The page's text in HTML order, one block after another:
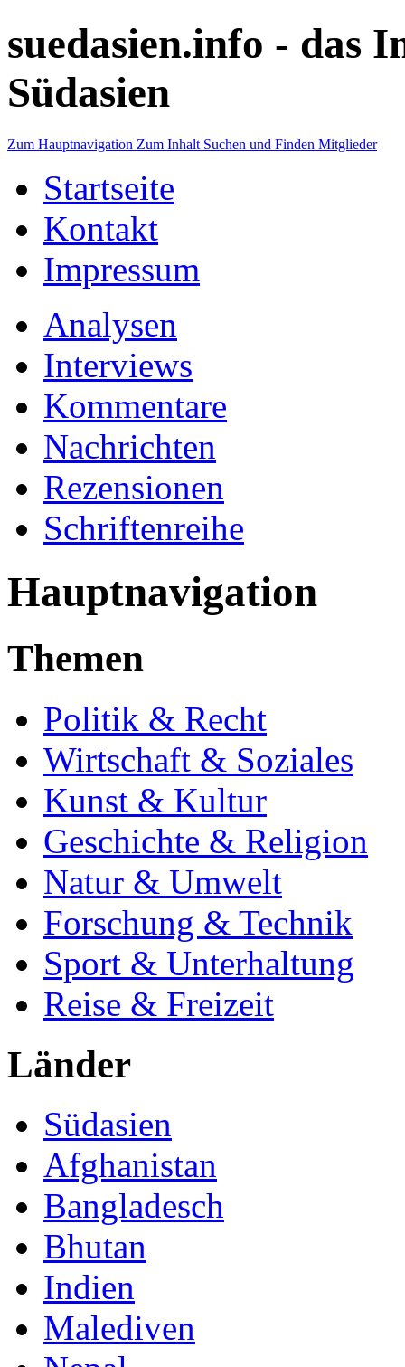
suedasien.info - das
Südasien
Zum Hauptnavigation Zum Inhalt Suchen und Finden Mitglieder
Startseite
Kontakt
Impressum
Analysen
Interviews
Kommentare
Nachrichten
Rezensionen
Schriftenreihe
Hauptnavigation
Themen
Politik & Recht
Wirtschaft & Soziales
Kunst & Kultur
Geschichte & Religion
Natur & Umwelt
Forschung & Technik
Sport & Unterhaltung
Reise & Freizeit
Länder
Südasien
Afghanistan
Bangladesch
Bhutan
Indien
Malediven